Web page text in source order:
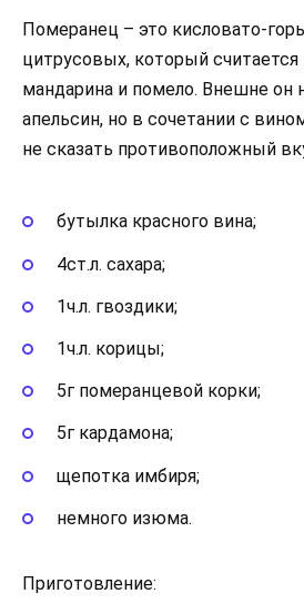
Померанец – это кисловато-
цитрусовых, который
мандарина и помело. Внешне он
апельсин, но в сочетании с
не сказать противоположный
бутылка красного вина;
4ст.л. сахара;
1ч.л. гвоздики;
1ч.л. корицы;
5г померанцевой корки;
5г кардамона;
щепотка имбиря;
немного изюма.
Приготовление: